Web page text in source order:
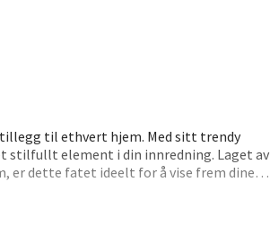
til ethvert hjem. Med sitt trendy
stilfullt element i din innredning. Laget av
er dette fatet ideelt for å vise frem dine
dekorfatet i taupe sandfarge fra Broste